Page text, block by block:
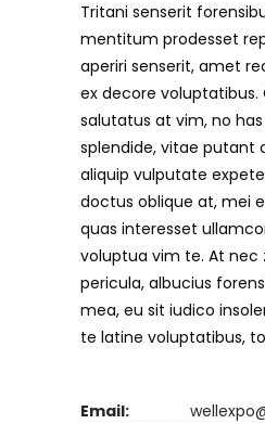
Tritani senserit
mentitum prodesset
aperiri senserit, amet
ex decore
salutatus at vim, no
splendide, vitae putant
aliquip vulputate
doctus oblique at, mei
quas interesset
voluptua vim te. At nec
pericula, albucius
mea, eu sit iudico
te latine voluptatibus,
Email: